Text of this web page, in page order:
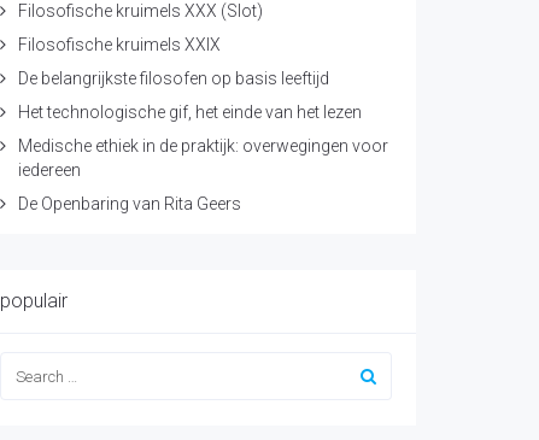
Filosofische kruimels XXX (Slot)
Filosofische kruimels XXIX
De belangrijkste filosofen op basis leeftijd
Het technologische gif, het einde van het lezen
Medische ethiek in de praktijk: overwegingen voor
iedereen
De Openbaring van Rita Geers
populair